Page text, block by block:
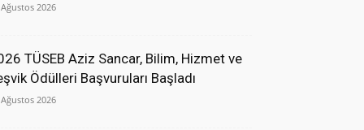
2026
TÜSEB Aziz Sancar, Bilim, Hizmet ve
Ödülleri Başvuruları Başladı
2026